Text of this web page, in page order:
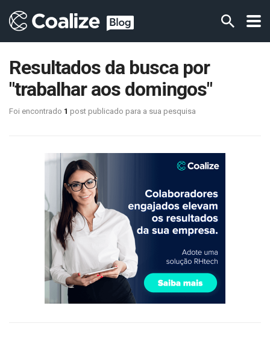
Resultados da busca por
"trabalhar aos domingos"
Foi encontrado 1 post publicado para a sua pesquisa